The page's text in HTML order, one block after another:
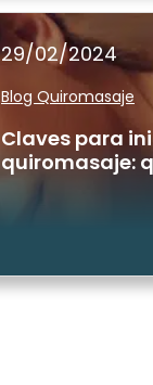
29/02/2024
Blog Quiromasaje
Claves para
quiromasaje: